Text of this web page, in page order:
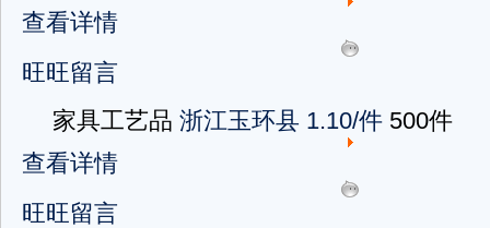
查看详情
旺旺留言
家具工艺品 浙江玉环县 1.10/件 500件
查看详情
旺旺留言